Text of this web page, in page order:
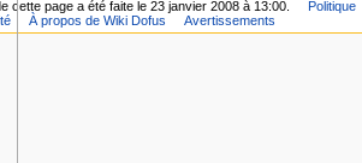
cette page a été faite le 23 janvier 2008 à 13:00.
Politique
À propos de Wiki Dofus Avertissements